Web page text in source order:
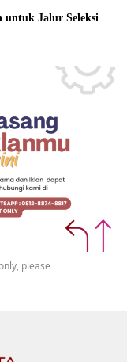
untuk Jalur Seleksi
please